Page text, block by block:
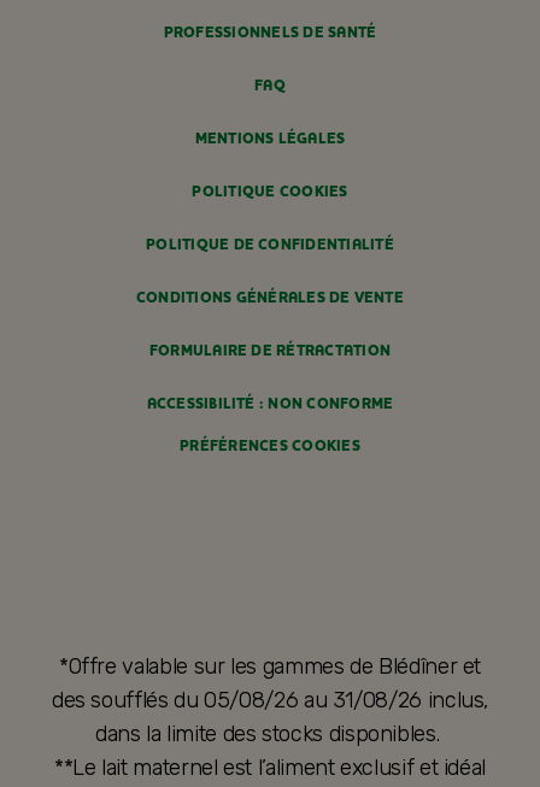
PROFESSIONNELS DE SANTÉ
FAQ
MENTIONS LÉGALES
POLITIQUE COOKIES
POLITIQUE DE CONFIDENTIALITÉ
CONDITIONS GÉNÉRALES DE VENTE
FORMULAIRE DE RÉTRACTATION
ACCESSIBILITÉ : NON CONFORME
PRÉFÉRENCES COOKIES
*Offre valable sur les gammes de Blédîner et
des soufflés du 05/08/26 au 31/08/26 inclus,
dans la limite des stocks disponibles.
**Le lait maternel est l’aliment exclusif et idéal